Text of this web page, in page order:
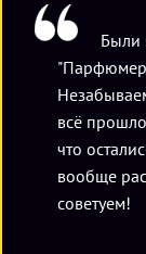
Были
всё
что
вообще
советуем!